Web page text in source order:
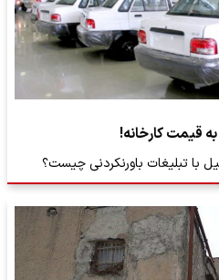
قیمت کارخانه!
با تبلیغات باورنکردنی چیست؟